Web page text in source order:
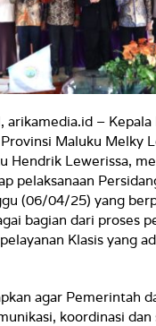
arikamedia.id –
Maluku Melky
Hendrik Lewerissa,
pelaksanaan
(06/04/25) yang
bagian dari proses
Klasis yang
agar Pemerintah
koordinasi